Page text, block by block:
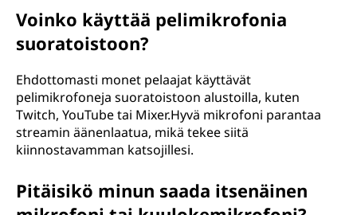
Voinko käyttää pelimikrofonia
suoratoistoon?
Ehdottomasti monet pelaajat käyttävät
pelimikrofoneja suoratoistoon alustoilla, kuten
Twitch, YouTube tai Mixer.Hyvä mikrofoni parantaa
streamin äänenlaatua, mikä tekee siitä
kiinnostavamman katsojillesi.
Pitäisikö minun saada itsenäinen